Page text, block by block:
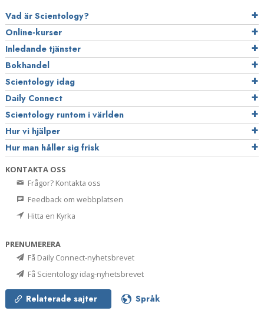
Vad är Scientology?
Online-kurser
Inledande tjänster
Bokhandel
Scientology idag
Daily Connect
Scientology runtom i världen
Hur vi hjälper
Hur man håller sig frisk
KONTAKTA OSS
Frågor? Kontakta oss
Feedback om webbplatsen
Hitta en Kyrka
PRENUMERERA
Få Daily Connect-nyhetsbrevet
Få Scientology idag-nyhetsbrevet
Relaterade sajter Språk